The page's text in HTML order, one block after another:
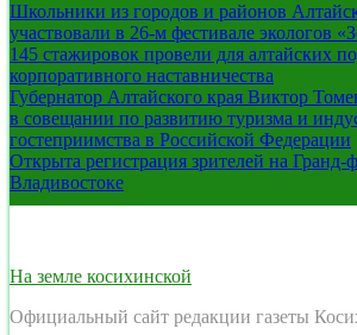
Школьники из городов и районов
участвовали в 26-м фестивале экологов
145 стажировок провели для алтайских
корпоративного наставничества
Губернатор Алтайского края Виктор
в совещании по развитию туризма и
гостеприимства в Российской Федерации
Открыта регистрация зрителей на
Владивостоке
На земле косихинской
Официальный сайт редакции газеты